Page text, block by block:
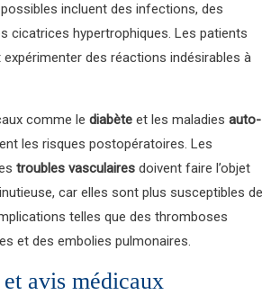
incluent des infections, des
cicatrices hypertrophiques. Les patients
expérimenter des réactions indésirables à
comme lediabète et les maladiesauto-
les risques postopératoires. Les
troubles vasculaires doivent faire l’objet
car elles sont plus susceptibles de
telles que des thromboses
et des embolies pulmonaires.
avis médicaux